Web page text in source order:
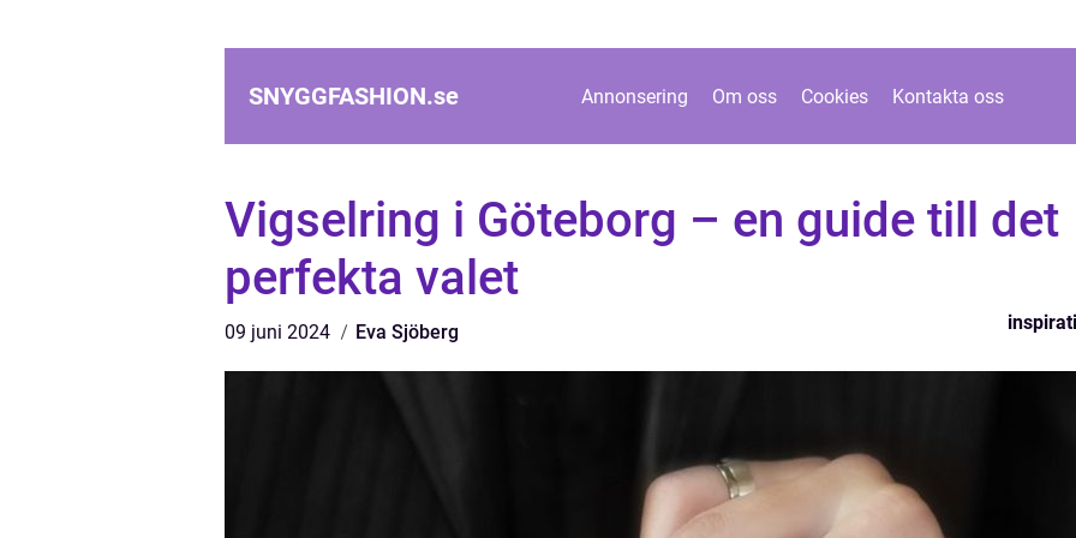
SNYGGFASHION.se Annonsering Om oss Cookies Kontakta oss
Vigselring i Göteborg – en guide till det
perfekta valet
09 juni 2024 Eva Sjöberg